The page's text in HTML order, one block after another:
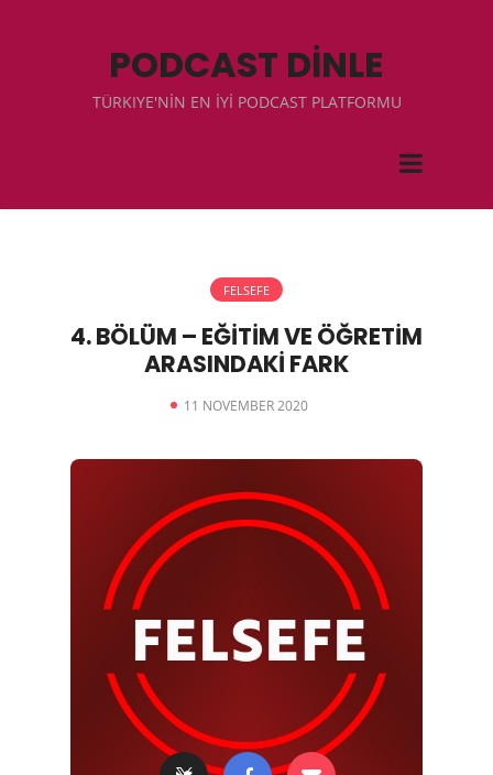
PODCAST DİNLE
TÜRKIYE'NİN EN İYİ PODCAST PLATFORMU
FELSEFE
4. BÖLÜM – EĞİTİM VE ÖĞRETİM
ARASINDAKİ FARK
11 NOVEMBER 2020